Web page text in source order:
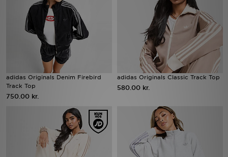
adidas Originals Denim Firebird
Track Top
750.00 kr.
adidas Originals Classic Track Top
580.00 kr.
Mine beskeder
Hjælp & information